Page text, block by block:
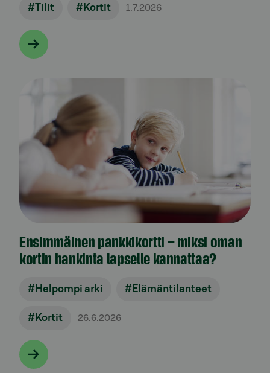
#Tilit #Kortit 1.7.2026
Ensimmäinen pankkikortti – miksi oman
kortin hankinta lapselle kannattaa?
#Helpompi arki #Elämäntilanteet
#Kortit 26.6.2026